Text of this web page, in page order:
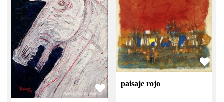
paisaje rojo